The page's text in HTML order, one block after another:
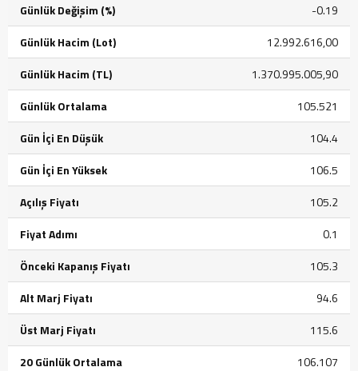
Günlük Değişim (%)
-0.19
Günlük Hacim (Lot)
12.992.616,00
Günlük Hacim (TL)
1.370.995.005,90
Günlük Ortalama
105.521
Gün İçi En Düşük
104.4
Gün İçi En Yüksek
106.5
Açılış Fiyatı
105.2
Fiyat Adımı
0.1
Önceki Kapanış Fiyatı
105.3
Alt Marj Fiyatı
94.6
Üst Marj Fiyatı
115.6
20 Günlük Ortalama
106.107